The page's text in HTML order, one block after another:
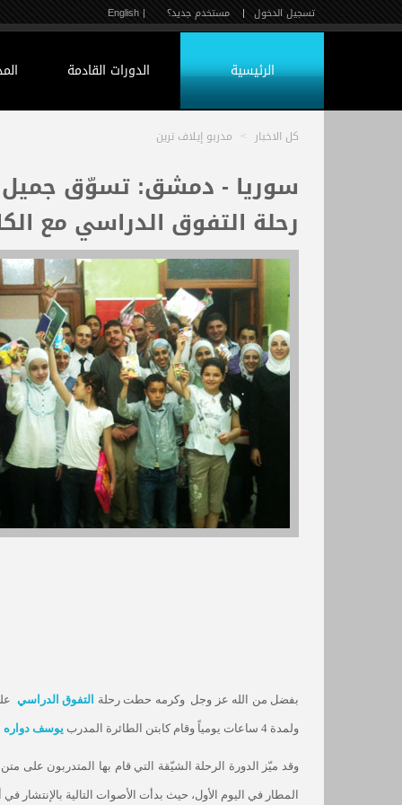
تسجيل الدخول | مستخدم جديد؟ | English
الرئيسية الدورات القادمة
كل الاخبار > مدربو إيلاف ترين
سوريا - دمشق: تسوّق جميل
رحلة التفوق الدراسي مع
بفضل من الله عز وجل وكرمه حطت رحلة التفوق الدراسي
ولمدة 4 ساعات يومياً وقام كابتن الطائرة المدرب يوسف دواره
وقد ميّز الدورة الرحلة الشيّقة التي قام بها المتدربون
المطار في اليوم الأول، حيث بدأت الأصوات التالية بالإنتشار